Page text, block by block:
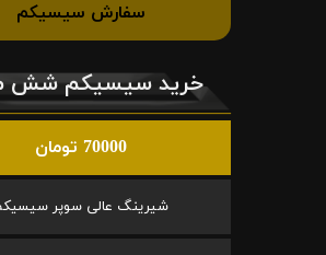
سفارش سیسیکم
خرید سیسیکم شش
70000 تومان
شیرینگ عالی سوپر